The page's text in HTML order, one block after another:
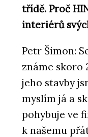
třídě. Proč
interiérů
Petr Šimon:
známe skoro
jeho stavby
myslím já a
pohybuje ve
k našemu